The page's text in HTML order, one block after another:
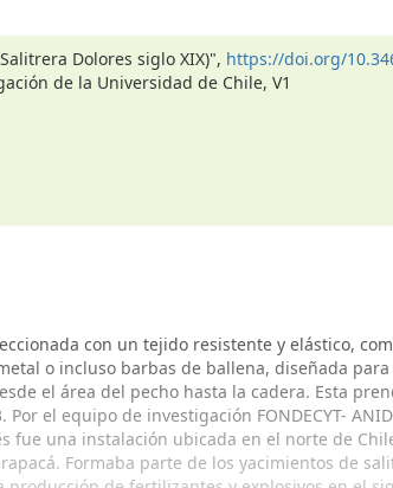
Dolores siglo XIX)", https://doi.org/
de la Universidad de Chile, V1
con un tejido resistente y elástico,
o incluso barbas de ballena, diseñada para
el área del pecho hasta la cadera. Esta
el equipo de investigación FONDECYT-
fue una instalación ubicada en el norte de
Formaba parte de los yacimientos de